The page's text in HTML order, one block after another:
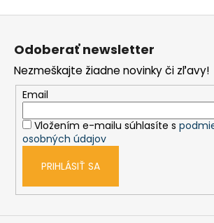
ť
?
HĽADAŤ
O
Z
Odoberať newsletter
Nezmeškajte žiadne novinky či zľavy!
Email
Vložením e-mailu súhlasíte s
osobných údajov
PRIHLÁSIŤ SA